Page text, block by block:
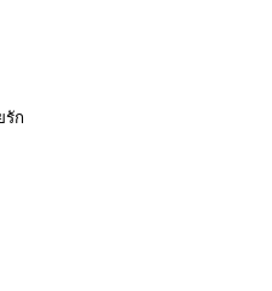
รัก